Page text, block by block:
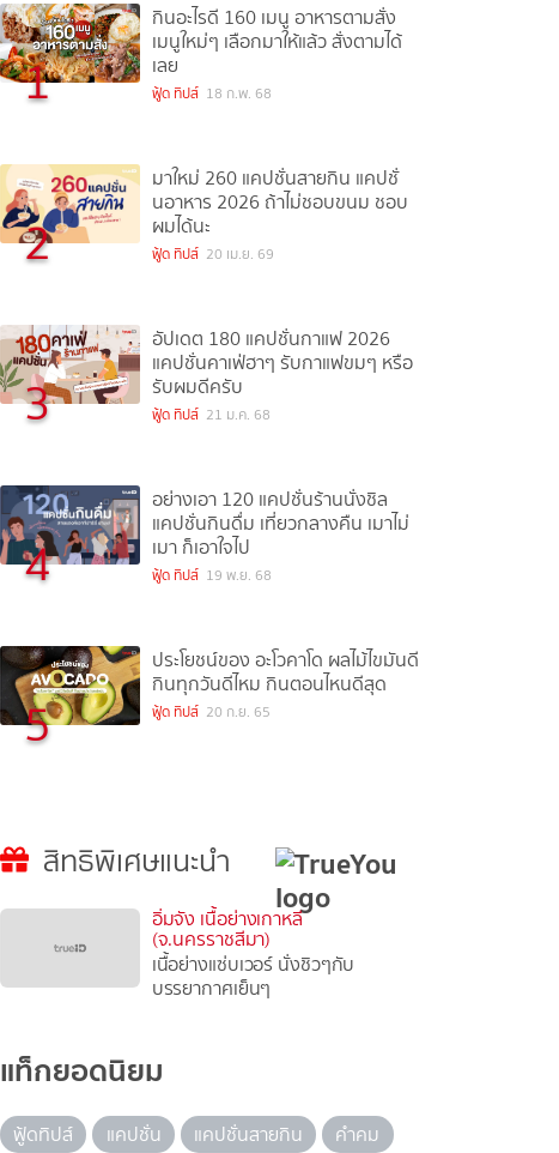
1
กินอะไรดี 160 เมนู อาหารตามสั่ง
เมนูใหม่ๆ เลือกมาให้แล้ว สั่งตามได้
เลย
ฟู้ด ทิปส์ 18 ก.พ. 68
2
มาใหม่ 260 แคปชั่นสายกิน แคปชั่
นอาหาร 2026 ถ้าไม่ชอบขนม ชอบ
ผมได้นะ
ฟู้ด ทิปส์ 20 เม.ย. 69
3
อัปเดต 180 แคปชั่นกาแฟ 2026
แคปชั่นคาเฟ่ฮาๆ รับกาแฟขมๆ หรือ
รับผมดีครับ
ฟู้ด ทิปส์ 21 ม.ค. 68
4
อย่างเอา 120 แคปชั่นร้านนั่งชิล
แคปชั่นกินดื่ม เที่ยวกลางคืน เมาไม่
เมา ก็เอาใจไป
ฟู้ด ทิปส์ 19 พ.ย. 68
5
ประโยชน์ของ อะโวคาโด ผลไม้ไขมันดี
กินทุกวันดีไหม กินตอนไหนดีสุด
ฟู้ด ทิปส์ 20 ก.ย. 65
สิทธิพิเศษแนะนำ
อิ่มจัง เนื้อย่างเกาหลี
(จ.นครราชสีมา)
เนื้อย่างแซ่บเวอร์ นั่งชิวๆกับ
บรรยากาศเย็นๆ
แท็กยอดนิยม
ฟู้ดทิปส์ แคปชั่น แคปชั่นสายกิน
คำคม